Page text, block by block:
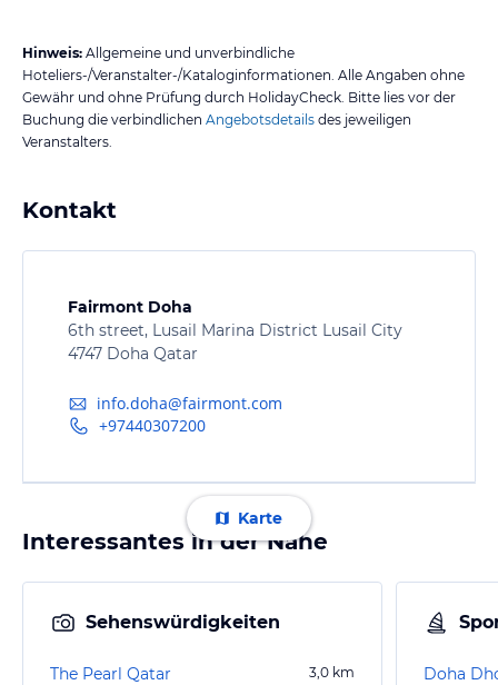
Hinweis: Allgemeine und unverbindliche
Hoteliers-/Veranstalter-/Kataloginformationen. Alle Angaben ohne
Gewähr und ohne Prüfung durch HolidayCheck. Bitte lies vor der
Buchung die verbindlichen Angebotsdetails des jeweiligen
Veranstalters.
Kontakt
Fairmont Doha
6th street, Lusail Marina District Lusail City
4747 Doha Qatar
info.doha@fairmont.com
+97440307200
Karte
Interessantes in der Nähe
Sehenswürdigkeiten
The Pearl Qatar 3,0 km Doha